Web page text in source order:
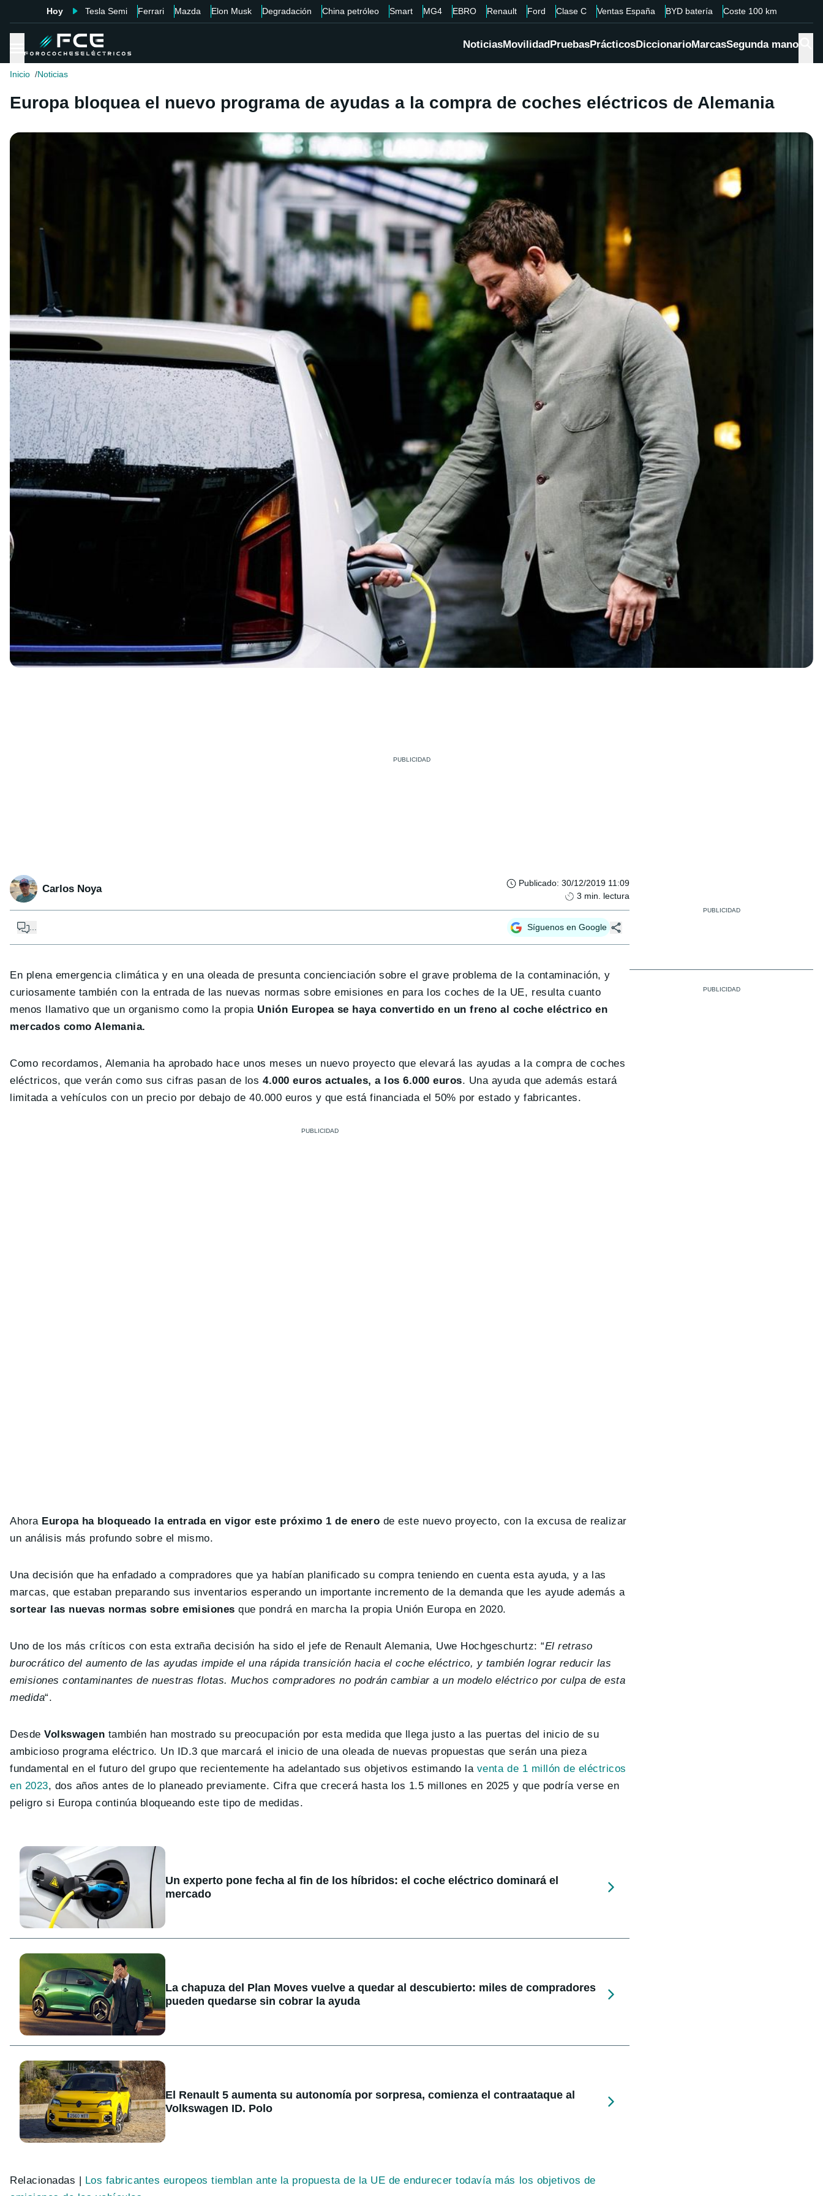
Hoy Tesla Semi Ferrari Mazda Elon Musk Degradación China petróleo Smart MG4 EBRO Renault Ford Clase C Ventas España BYD batería Coste 100 km
NoticiasMovilidadPruebasPrácticosDiccionarioMarcasSegunda mano
Inicio Noticias
Europa bloquea el nuevo programa de ayudas a la compra de coches eléctricos de Alemania
Carlos Noya Publicado: 30/12/2019 11:09
3 min. lectura
... Síguenos en Google
En plena emergencia climática y en una oleada de presunta concienciación sobre el grave problema de la contaminación, y
curiosamente también con la entrada de las nuevas normas sobre emisiones en para los coches de la UE, resulta cuanto
menos llamativo que un organismo como la propia Unión Europea se haya convertido en un freno al coche eléctrico en
mercados como Alemania.
Como recordamos, Alemania ha aprobado hace unos meses un nuevo proyecto que elevará las ayudas a la compra de coches
eléctricos, que verán como sus cifras pasan de los4.000 euros actuales, a los 6.000 euros. Una ayuda que además estará
limitada a vehículos con un precio por debajo de 40.000 euros y que está financiada el 50% por estado y fabricantes.
Ahora Europa ha bloqueado la entrada en vigor este próximo 1 de enero de este nuevo proyecto, con la excusa de realizar
un análisis más profundo sobre el mismo.
Una decisión que ha enfadado a compradores que ya habían planificado su compra teniendo en cuenta esta ayuda, y a las
marcas, que estaban preparando sus inventarios esperando un importante incremento de la demanda que les ayude además a
sortear las nuevas normas sobre emisiones que pondrá en marcha la propia Unión Europa en 2020.
Uno de los más críticos con esta extraña decisión ha sido el jefe de Renault Alemania, Uwe Hochgeschurtz: “El retraso
burocrático del aumento de las ayudas impide el una rápida transición hacia el coche eléctrico, y también lograr reducir las
emisiones contaminantes de nuestras flotas. Muchos compradores no podrán cambiar a un modelo eléctrico por culpa de esta
medida“.
DesdeVolkswagen también han mostrado su preocupación por esta medida que llega justo a las puertas del inicio de su
ambicioso programa eléctrico. Un ID.3 que marcará el inicio de una oleada de nuevas propuestas que serán una pieza
fundamental en el futuro del grupo que recientemente ha adelantado sus objetivos estimando la venta de 1 millón de eléctricos
en 2023, dos años antes de lo planeado previamente. Cifra que crecerá hasta los 1.5 millones en 2025 y que podría verse en
peligro si Europa continúa bloqueando este tipo de medidas.
Un experto pone fecha al fin de los híbridos: el coche eléctrico dominará el
mercado
La chapuza del Plan Moves vuelve a quedar al descubierto: miles de compradores
pueden quedarse sin cobrar la ayuda
El Renault 5 aumenta su autonomía por sorpresa, comienza el contraataque al
Volkswagen ID. Polo
Relacionadas | Los fabricantes europeos tiemblan ante la propuesta de la UE de endurecer todavía más los objetivos de